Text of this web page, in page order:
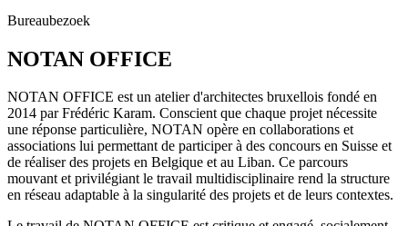
Bureaubezoek
NOTAN OFFICE
NOTAN OFFICE est un atelier d'architectes bruxellois fondé en
2014 par Frédéric Karam. Conscient que chaque projet nécessite
une réponse particulière, NOTAN opère en collaborations et
associations lui permettant de participer à des concours en Suisse et
de réaliser des projets en Belgique et au Liban. Ce parcours
mouvant et privilégiant le travail multidisciplinaire rend la structure
en réseau adaptable à la singularité des projets et de leurs contextes.